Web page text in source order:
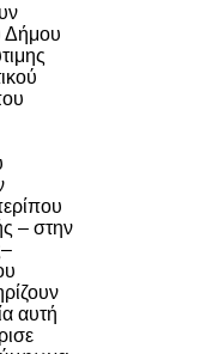
Δήμου
– στην
αυτή